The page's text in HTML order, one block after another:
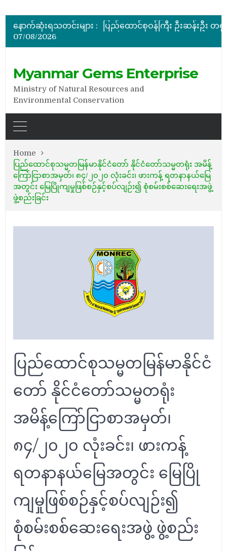
နောက်ဆုံးရသတင်းများ :
အိတ်ဖွင့်တင်ဒါခေါ်ယူခြင်း
07/08/2026
Myanmar Gems Enterprise
Ministry of Natural Resources and
Environmental Conservation
Home
ပြည်ထောင်စုသမ္မတမြန်မာနိုင်ငံတော် နိုင်ငံတော်သမ္မတရုံး အမိန့်
ကြော်ငြာစာအမှတ်၊ ၈၄/၂၀၂၀ လုံးခင်း၊ ဖားကန့် ရတနာနယ်မြေ
အတွင်း မြေပြိုကျမှုဖြစ်စဉ်နှင့်စပ်လျဉ်း၍ စုံစမ်းစစ်ဆေးရေးအဖွဲ့
ဖွဲ့စည်းခြင်း
ပြည်ထောင်စုသမ္မတမြန်မာနိုင်ငံ
တော် နိုင်ငံတော်သမ္မတရုံး
အမိန့်ကြော်ငြာစာအမှတ်၊
၈၄/၂၀၂၀ လုံးခင်း၊ ဖားကန့်
ရတနာနယ်မြေအတွင်း မြေပြို
ကျမှုဖြစ်စဉ်နှင့်စပ်လျဉ်း၍
စုံစမ်းစစ်ဆေးရေးအဖွဲ့ ဖွဲ့စည်း